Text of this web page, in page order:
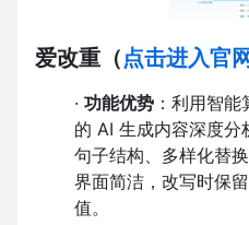
爱改重 （点击进入官网
· 功能优势 ：利用智
的 AI 生成内容深度分
句子结构、多样化替
界面简洁，改写时保
值。